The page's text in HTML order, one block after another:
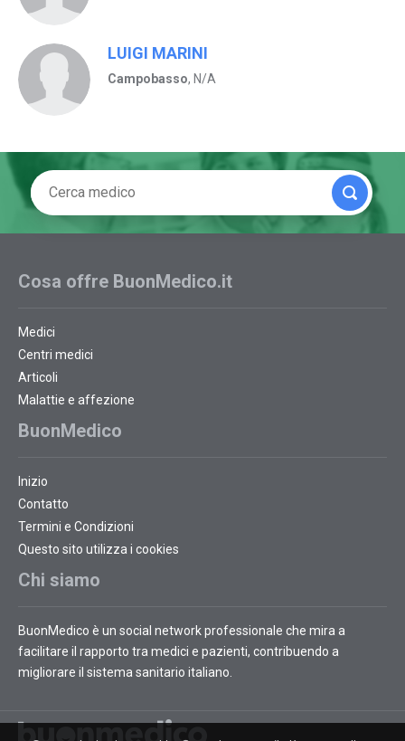
LUIGI MARINI
Campobasso, N/A
Cosa offre BuonMedico.it
Medici
Centri medici
Articoli
Malattie e affezione
BuonMedico
Inizio
Contatto
Termini e Condizioni
Questo sito utilizza i cookies
Chi siamo
BuonMedico è un social network professionale che mira a
facilitare il rapporto tra medici e pazienti, contribuendo a
migliorare il sistema sanitario italiano.